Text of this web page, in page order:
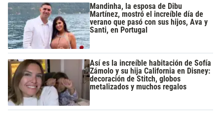
Mandinha, la esposa de Dibu
Martínez, mostró el increíble día de
verano que pasó con sus hijos, Ava y
Santi, en Portugal
Así es la increíble habitación de Sofía
Zámolo y su hija California en Disney:
decoración de Stitch, globos
metalizados y muchos regalos